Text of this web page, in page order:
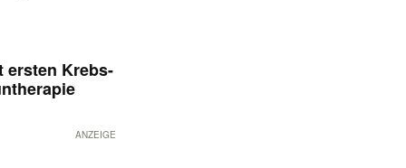
ersten Krebs-
ANZEIGE